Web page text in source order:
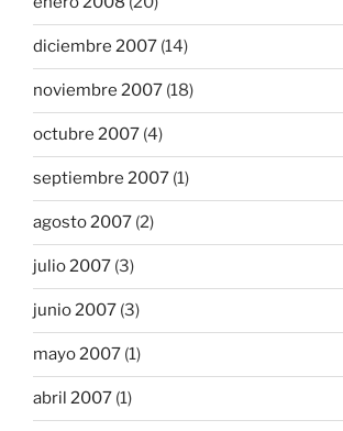
diciembre 2007 (14)
noviembre 2007 (18)
octubre 2007 (4)
septiembre 2007 (1)
agosto 2007 (2)
julio 2007 (3)
junio 2007 (3)
mayo 2007 (1)
abril 2007 (1)